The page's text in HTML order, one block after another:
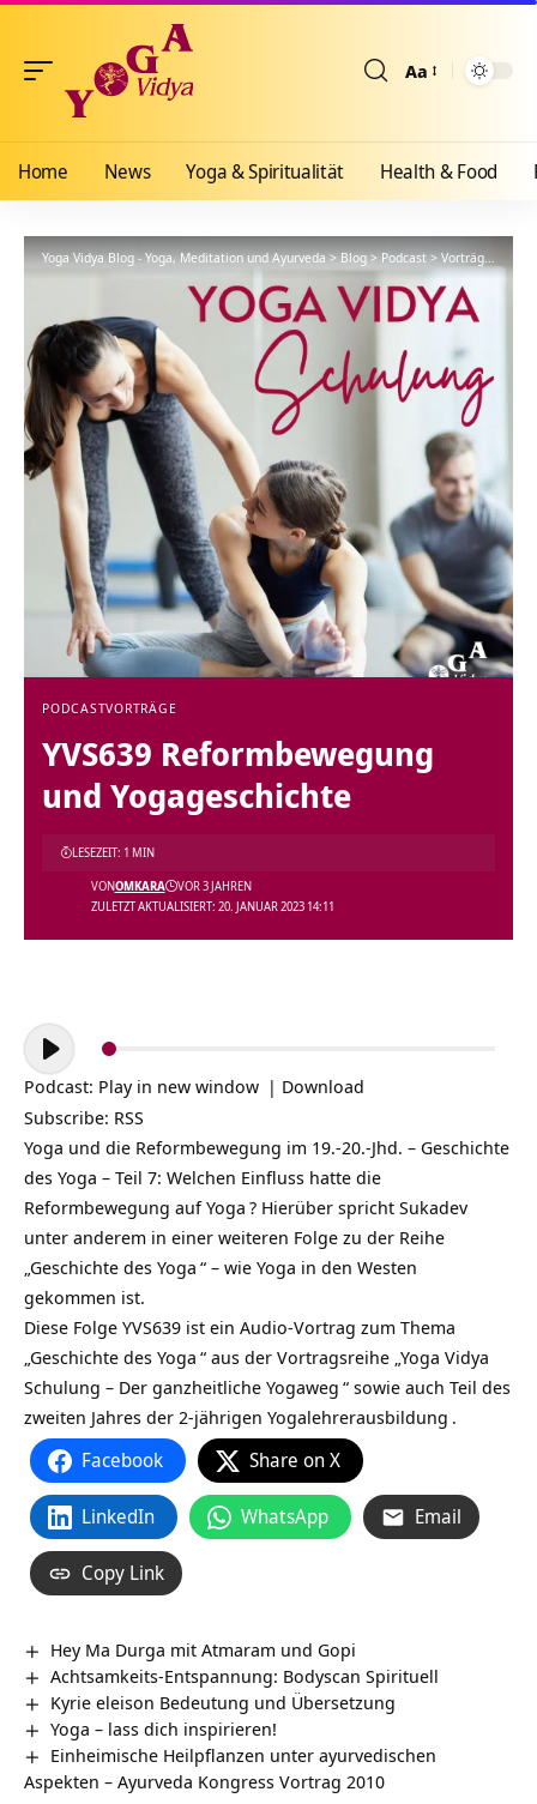
Aa
Home News Yoga & Spiritualität Health & Food
Yoga Vidya Blog - Yoga, Meditation und Ayurveda>Blog>Podcast>Vorträge >
PODCASTVORTRÄGE
YVS639 Reformbewegung
und Yogageschichte
ZULETZT AKTUALISIERT: 20. JANUAR 2023 14:11
VONOMKARA VOR 3 JAHREN
LESEZEIT: 1 MIN
Audio-
Player
Podcast: Play in new window | Download
Subscribe: RSS
Yoga und die Reformbewegung im 19.-20.-Jhd. – Geschichte
des Yoga – Teil 7: Welchen Einfluss hatte die
Reformbewegung aufYoga ? Hierüber spricht Sukadev
unter anderem in einer weiteren Folge zu der Reihe
„Geschichte des Yoga “ – wie Yoga in den Westen
gekommen ist.
Diese Folge YVS639 ist ein Audio-Vortrag zum Thema
„Geschichte des Yoga “ aus der Vortragsreihe „Yoga Vidya
Schulung – Der ganzheitliche Yogaweg “ sowie auch Teil des
zweiten Jahres der 2-jährigen Yogalehrerausbildung .
Facebook Share on X
LinkedIn WhatsApp Email
Copy Link
Hey Ma Durga mit Atmaram und Gopi
Achtsamkeits-Entspannung: Bodyscan Spirituell
Kyrie eleison Bedeutung und Übersetzung
Yoga – lass dich inspirieren!
Einheimische Heilpflanzen unter ayurvedischen
Aspekten – Ayurveda Kongress Vortrag 2010